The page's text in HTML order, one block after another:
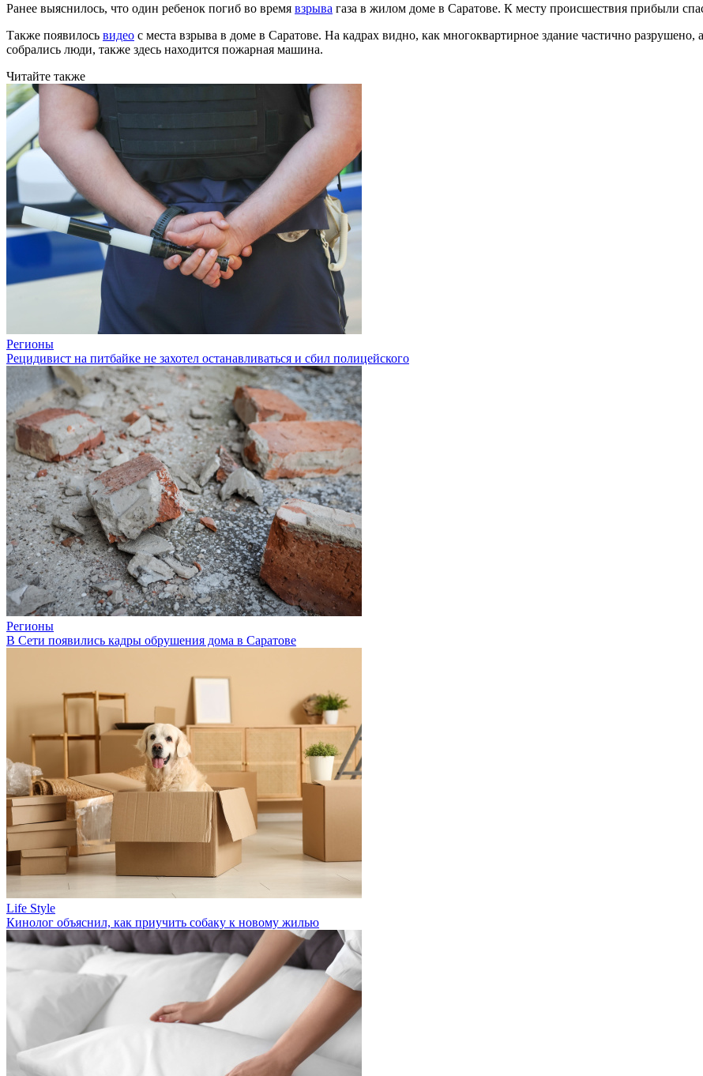
Ранее выяснилось, что один ребенок погиб во время взрыва газа в жилом доме в Саратове. К месту происшествия прибыли
Также появилось видео с места взрыва в доме в Саратове. На кадрах видно, как многоквартирное здание частично
собрались люди, также здесь находится пожарная машина.
Читайте также
Регионы
Рецидивист на питбайке не захотел останавливаться и сбил полицейского
Регионы
В Сети появились кадры обрушения дома в Саратове
Life Style
Кинолог объяснил, как приучить собаку к новому жилью